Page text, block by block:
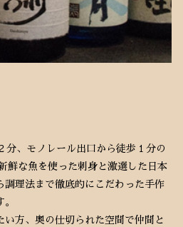
分、モノレール出口から徒歩１分の
鮮な魚を使った刺身と激選した日本
調理法まで徹底的にこだわった手作
い方、奥の仕切られた空間で仲間と